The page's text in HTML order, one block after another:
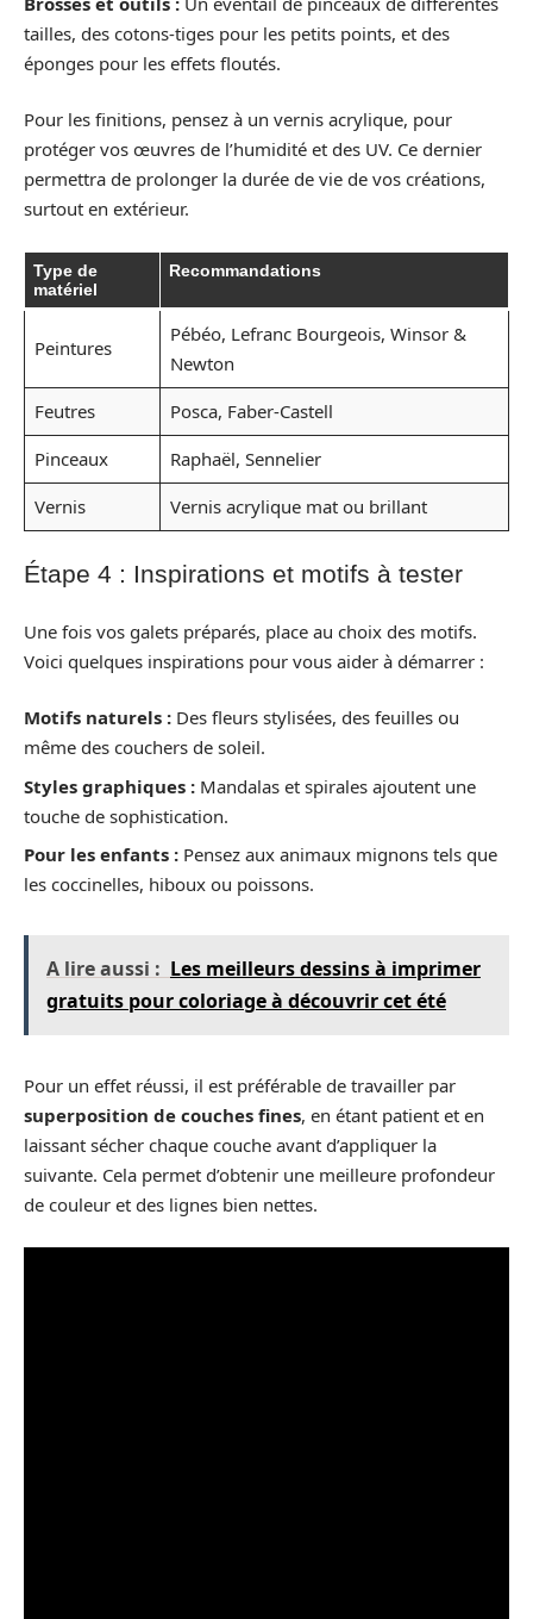
tailles, des cotons-tiges pour les petits points, et des
éponges pour les effets floutés.
Pour les finitions, pensez à un vernis acrylique, pour
protéger vos œuvres de l’humidité et des UV. Ce dernier
permettra de prolonger la durée de vie de vos créations,
surtout en extérieur.
Type de
matériel
Recommandations
Peintures
Pébéo, Lefranc Bourgeois, Winsor &
Newton
Feutres
Posca, Faber-Castell
Pinceaux
Raphaël, Sennelier
Vernis
Vernis acrylique mat ou brillant
Étape 4 : Inspirations et motifs à tester
Une fois vos galets préparés, place au choix des motifs.
Voici quelques inspirations pour vous aider à démarrer :
Motifs naturels : Des fleurs stylisées, des feuilles ou
même des couchers de soleil.
Styles graphiques : Mandalas et spirales ajoutent une
touche de sophistication.
Pour les enfants : Pensez aux animaux mignons tels que
les coccinelles, hiboux ou poissons.
A lire aussi : Les meilleurs dessins à imprimer
gratuits pour coloriage à découvrir cet été
Pour un effet réussi, il est préférable de travailler par
superposition de couches fines, en étant patient et en
laissant sécher chaque couche avant d’appliquer la
suivante. Cela permet d’obtenir une meilleure profondeur
de couleur et des lignes bien nettes.